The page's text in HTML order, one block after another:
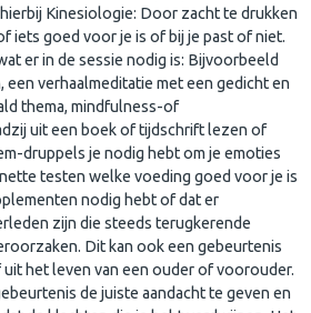
Kinesiologie: Door zacht te drukken
iets goed voor je is of bij je past of niet.
er in de sessie nodig is: Bijvoorbeeld
een verhaalmeditatie met een gedicht en
thema, mindfulness-of
uit een boek of tijdschrift lezen of
druppels je nodig hebt om je emoties
testen welke voeding goed voor je is
nodig hebt of dat er
zijn die steeds terugkerende
Dit kan ook een gebeurtenis
het leven van een ouder of voorouder.
de juiste aandacht te geven en